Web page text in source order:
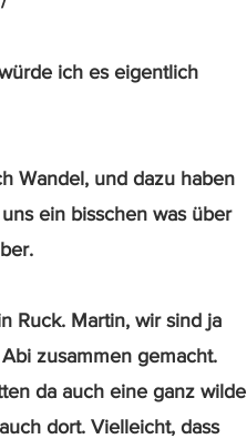
ich es eigentlich
Wandel, und dazu haben
ein bisschen was über
Ruck. Martin, wir sind ja
zusammen gemacht.
da auch eine ganz wilde
dort. Vielleicht, dass